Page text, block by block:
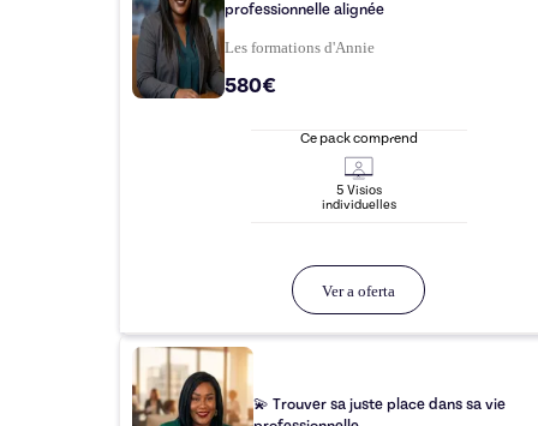
professionnelle alignée
Les formations d'Annie
580€
Ce pack comprend
5 Visios
individuelles
Ver a oferta
💫 Trouver sa juste place dans sa vie